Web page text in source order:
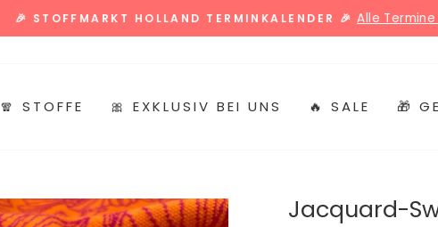
Pause
🎉 STOFFMARKT HOLLAND TERMINKALENDER 🎉 Alle
🧣 STOFFE 🎀 EXKLUSIV BEI UNS 🔥 SALE 🎁
Jacquard-